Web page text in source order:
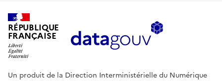
RÉPUBLIQUE
FRANÇAISE
Un produit de la Direction Interministérielle du Numérique